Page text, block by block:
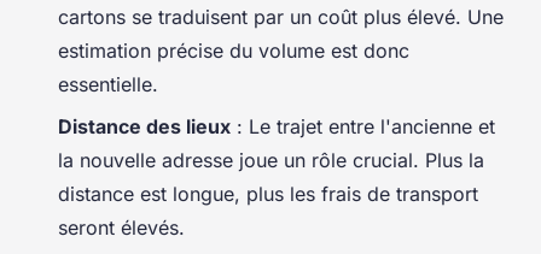
cartons se traduisent par un coût plus élevé. Une
estimation précise du volume est donc
essentielle.
Distance des lieux : Le trajet entre l'ancienne et
la nouvelle adresse joue un rôle crucial. Plus la
distance est longue, plus les frais de transport
seront élevés.